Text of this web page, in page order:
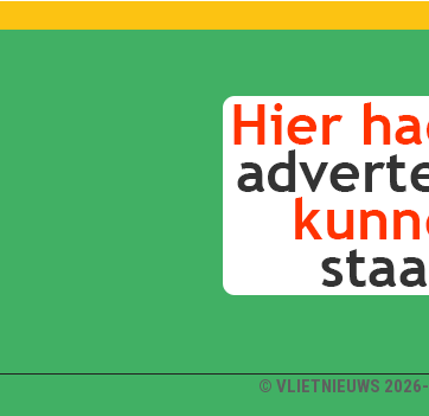
© VLIETNIEUWS 2026-